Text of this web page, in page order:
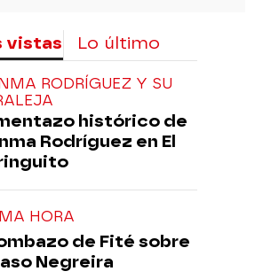
vistas Lo último
RODRÍGUEZ Y SU
histórico de
Rodríguez en El
HORA
de Fité sobre
Negreira